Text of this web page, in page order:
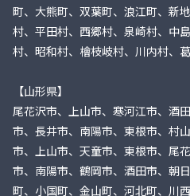
町、大熊町、双葉町、浪江町、新
村、平田村、西郷村、泉崎村、中
村、昭和村、檜枝岐村、川内村、
【山形県】
尾花沢市、上山市、寒河江市、酒
市、長井市、南陽市、東根市、村
市、上山市、天童市、東根市、尾
市、南陽市、鶴岡市、酒田市、朝
町、小国町、金山町、河北町、川